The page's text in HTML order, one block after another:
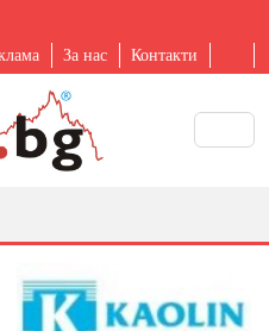
За нас Контакти